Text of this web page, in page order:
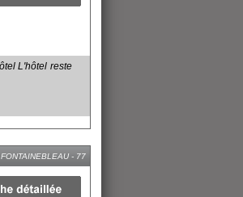
L'hôtel reste
FONTAINEBLEAU - 77